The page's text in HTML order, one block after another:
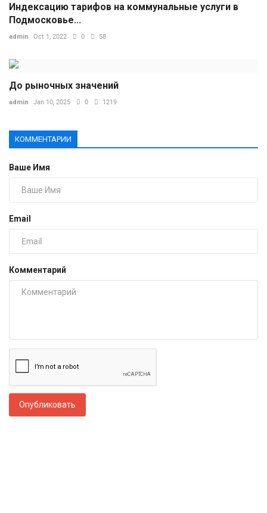
Индексацию тарифов на коммунальные услуги в
Подмосковье...
admin Oct 1, 2022 0 58
До рыночных значений
admin Jan 10, 2025 0 1219
КОММЕНТАРИИ
Ваше Имя
Email
Комментарий
Опубликовать